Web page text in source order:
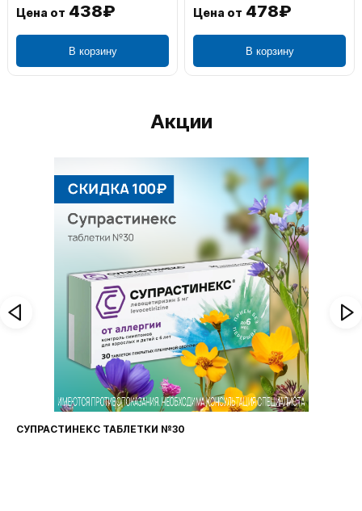
Цена от 438₽
В корзину
Цена от 478₽
В корзину
Акции
СУПРАСТИНЕКС ТАБЛЕТКИ №30